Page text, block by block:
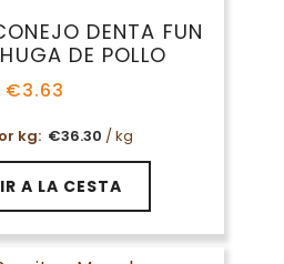
DENTA FUN
DE POLLO
€3.63
kg: €36.30 / kg
A LA CESTA